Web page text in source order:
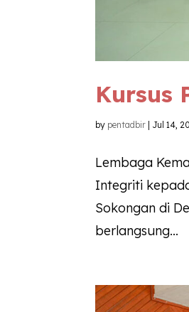
Kursus
by pentadbir | Jul 14,
Lembaga
Integriti
Sokongan di
berlangsung...